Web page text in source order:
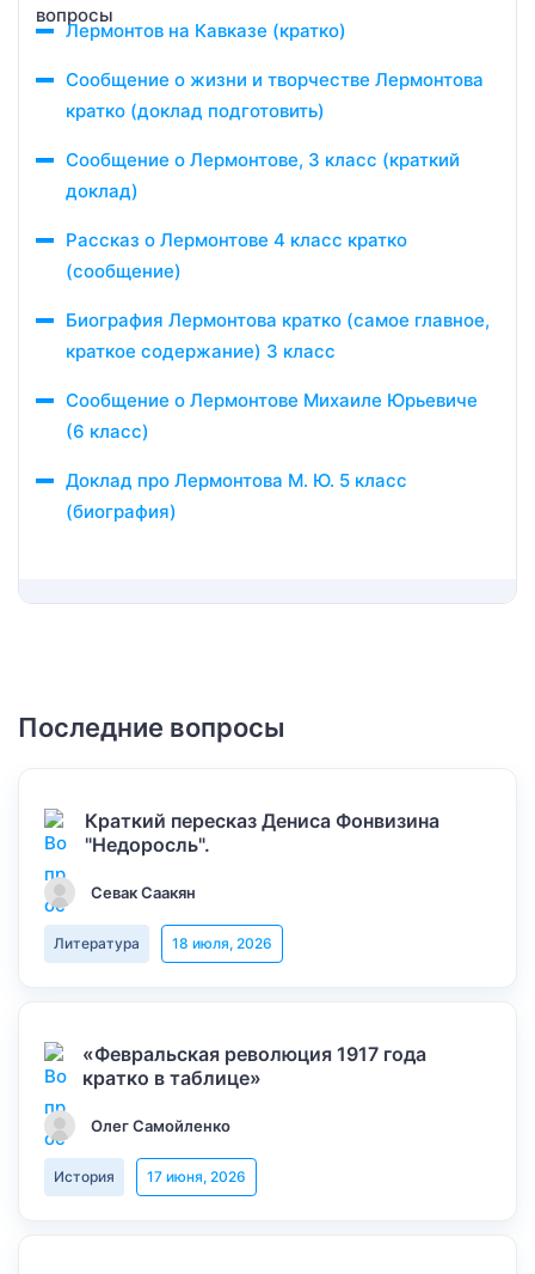
Лермонтов на Кавказе (кратко)
Сообщение о жизни и творчестве Лермонтова
кратко (доклад подготовить)
Сообщение о Лермонтове, 3 класс (краткий
доклад)
Рассказ о Лермонтове 4 класс кратко
(сообщение)
Биография Лермонтова кратко (самое главное,
краткое содержание) 3 класс
Сообщение о Лермонтове Михаиле Юрьевиче
(6 класс)
Доклад про Лермонтова М. Ю. 5 класс
(биография)
Последние вопросы
Краткий пересказ Дениса Фонвизина
"Недоросль".
Севак Саакян
Литература 18 июля, 2026
«Февральская революция 1917 года
кратко в таблице»
Олег Самойленко
История 17 июня, 2026